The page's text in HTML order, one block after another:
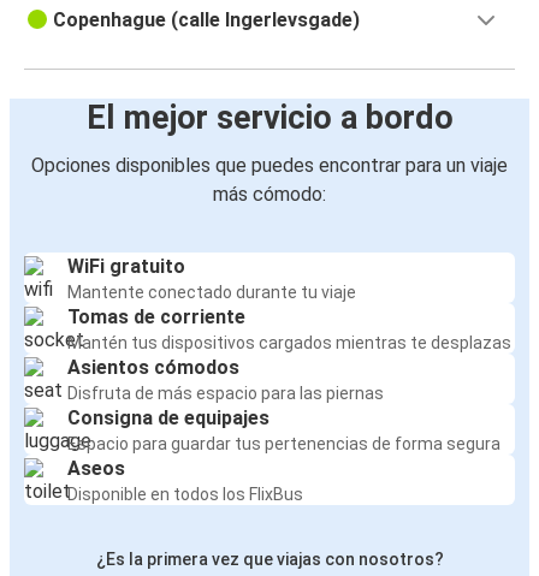
Copenhague (calle Ingerlevsgade)
El mejor servicio a bordo
Opciones disponibles que puedes encontrar para un viaje
más cómodo:
WiFi gratuito
Mantente conectado durante tu viaje
Tomas de corriente
Mantén tus dispositivos cargados mientras te desplazas
Asientos cómodos
Disfruta de más espacio para las piernas
Consigna de equipajes
Espacio para guardar tus pertenencias de forma segura
Aseos
Disponible en todos los FlixBus
¿Es la primera vez que viajas con nosotros?